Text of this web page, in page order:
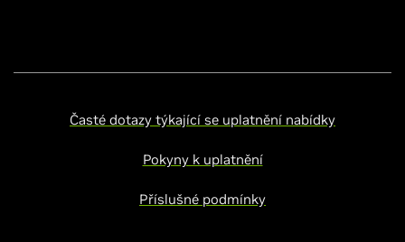
Časté dotazy týkající se uplatnění nabídky
Pokyny k uplatnění
Příslušné podmínky